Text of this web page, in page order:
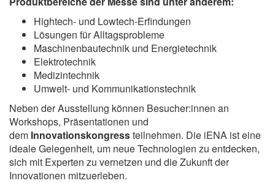
Hightech- und Lowtech-Erfindungen
Lösungen für Alltagsprobleme
Maschinenbautechnik und Energietechnik
Elektrotechnik
Medizintechnik
Umwelt- und Kommunikationstechnik
Neben der Ausstellung können Besucher:innen an
Workshops, Präsentationen und
dem Innovationskongressteilnehmen. Die iENA ist eine
ideale Gelegenheit, um neue Technologien zu entdecken,
sich mit Experten zu vernetzen und die Zukunft der
Innovationen mitzuerleben.